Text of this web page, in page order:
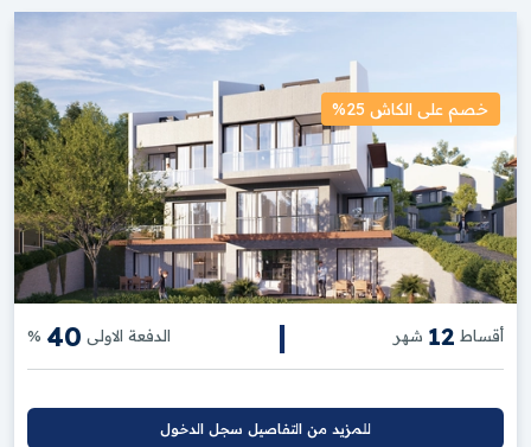
خصم على الكاش 25%
أقساط 12 شهر | الدفعة الاولى 40
%
للمزيد من التفاصيل سجل الدخول